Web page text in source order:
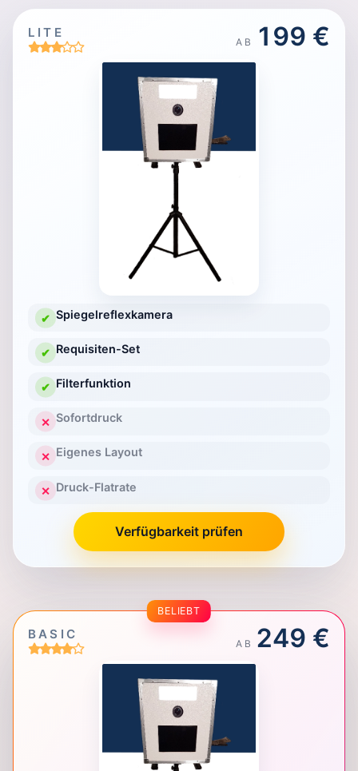
LITE
AB 199 €
✔ Spiegelreflexkamera
✔ Requisiten-Set
✔ Filterfunktion
✕ Sofortdruck
✕ Eigenes Layout
✕ Druck-Flatrate
Verfügbarkeit prüfen
BELIEBT
BASIC
AB 249 €